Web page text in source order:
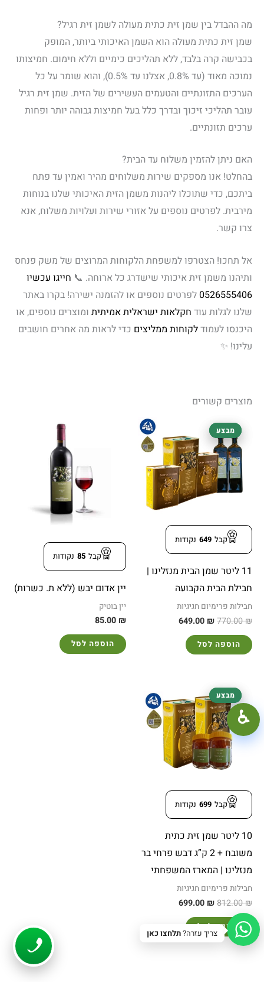
מה ההבדל בין שמן זית כתית מעולה לשמן זית רגיל?
שמן זית כתית מעולה הוא השמן האיכותי ביותר, המופק
בכבישה קרה בלבד, ללא תהליכים כימיים וללא חימום. חמיצותו
נמוכה מאוד (עד 0.8%, אצלנו עד 0.5%), והוא שומר על כל
הערכים התזונתיים והטעמים העשירים של הזית. שמן זית רגיל
עובר תהליכי זיכוך ובדרך כלל בעל חמיצות גבוהה יותר ופחות
ערכים תזונתיים.
האם ניתן להזמין משלוח עד הבית?
בהחלט! אנו מספקים שירות משלוחים מהיר ואמין עד פתח
ביתכם, כדי שתוכלו ליהנות משמן הזית האיכותי שלנו בנוחות
מירבית. לפרטים נוספים על אזורי שירות ועלויות משלוח, אנא
צרו קשר.
אל תחכו! הצטרפו למשפחת הלקוחות המרוצים של משק פנחס
ותיהנו משמן זית איכותי שישדרג כל ארוחה. 📞 חייגו עכשיו
0526555406לפרטים נוספים או להזמנה ישירה! בקרו באתר
שלנו לגלות עוד חקלאות ישראלית אמיתית ומוצרים נוספים, או
היכנסו לעמודלקוחות ממליצים כדי לראות מה אחרים חושבים
עלינו! ✨
מוצרים קשורים
מבצע
קבל 649 נקודות
מבצע
11 ליטר שמן הבית מנזלינו |
חבילת הבית הקבועה
חבילות פרימיום חגיגיות
770.00₪
המחיר
המקורי
היה:
770.00 ₪.
649.00 ₪
הנוכחי
הוא:
649.00 ₪.
הוספה לסל
קבל 85 נקודות
יין אדום יבש (ללא ת. כשרות)
יין בוטיק
85.00 ₪
הוספה לסל
מבצע
קבל 699 נקודות
מבצע
10 ליטר שמן זית כתית
משובח + 2 ק”ג דבש פרחי בר
מנזלינו | המארז המשפחתי
חבילות פרימיום חגיגיות
812.00₪
המחיר
המקורי
היה:
812.00 ₪.
699.00 ₪
הנוכחי
הוא:
699.00 ₪.
הוספה לסל
קונטרסט גבוה
גווני אפור
איפוס
♿︎
צריך עזרה?תלחצו כאן